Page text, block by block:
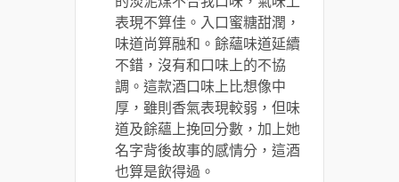
表現不算佳。入口蜜糖甜潤，
味道尚算融和。餘蘊味道延續
不錯，沒有和口味上的不協
調。這款酒口味上比想像中
厚，雖則香氣表現較弱，但味
道及餘蘊上挽回分數，加上她
名字背後故事的感情分，這酒
也算是飲得過。